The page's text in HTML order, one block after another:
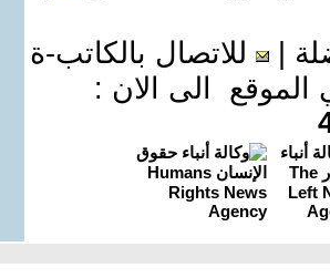
للاتصال بالكاتب-ة
الى الان :